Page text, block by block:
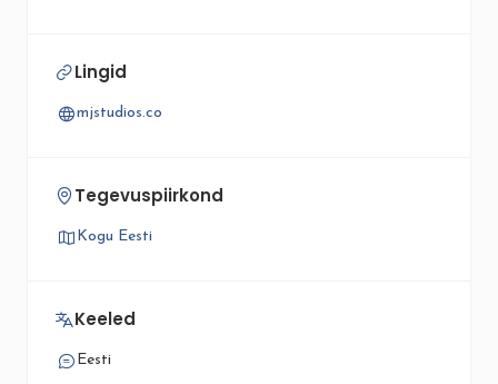
Lingid
mjstudios.co
Tegevuspiirkond
Kogu Eesti
Keeled
Eesti